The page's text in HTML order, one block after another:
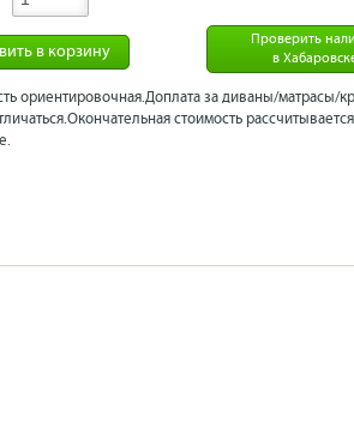
Проверить
в
в корзину
ориентировочная.Доплата за диваны/матрасы/
стоимость